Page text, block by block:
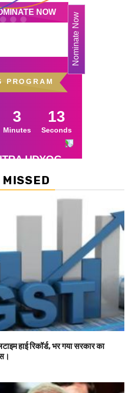
MISSED
हाई रिकॉर्ड, भर गया सरकार का